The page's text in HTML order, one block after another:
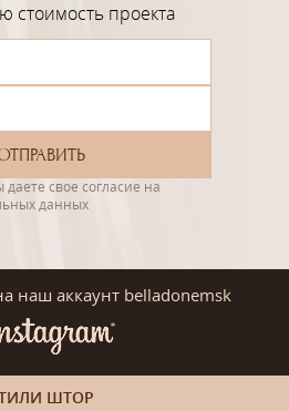
стоимость проекта
свое согласие на
данных
наш аккаунт belladonemsk
ШТОР